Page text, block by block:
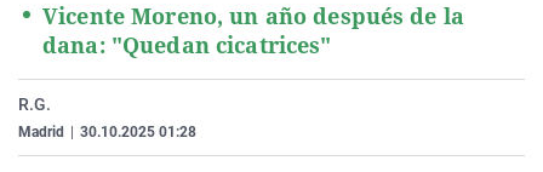
Vicente Moreno, un año después de la
dana: "Quedan cicatrices"
R.G.
Madrid 30.10.2025 01:28